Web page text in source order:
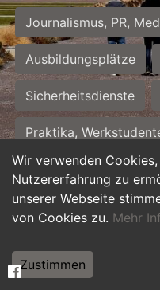
Wir verwenden
Nutzererfahrung zu
unserer Webseite
von Cookies zu. Mehr
Zustimmen
Journalismus, PR,
Ausbildungsplätze
Sicherheitsdienste
Praktika,
Personalwesen
Hilfskräfte, Aushilfs-
Weiterbildung,